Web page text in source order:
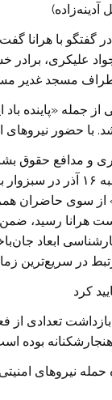
گفتگو با هرانا
علیکری، برادر
مسجد غدیر
جمله «پاینده
با حضور
مراسم خاکسپاری او
از سوی حاضران
هرانا رسید،
ابعاد
در سریع‌ترین
کرد
تعدادی از
بوده
حمله نیروهای